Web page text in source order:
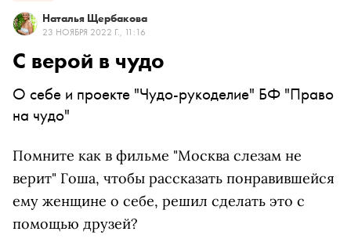
Наталья Щербакова
23 НОЯБРЯ 2022 Г., 11:16
С верой в чудо
О себе и проекте "Чудо-рукоделие" БФ "Право
на чудо"
Помните как в фильме "Москва слезам не
верит" Гоша, чтобы рассказать понравившейся
ему женщине о себе, решил сделать это с
помощью друзей?